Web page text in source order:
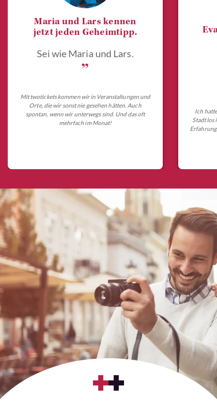
Maria und Lars kennen
jetzt jeden Geheimtipp.
Sei wie Maria und Lars.
„
Mit twotickets kommen wir in Veranstaltungen und
Orte, die wir sonst nie gesehen hätten. Auch
spontan, wenn wir unterwegs sind. Und das oft
mehrfach im Monat!
Ich
Stadt los